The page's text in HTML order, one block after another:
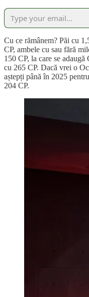
Cu ce rămânem? Păi cu
CP, ambele cu sau fără
150 CP, la care se
cu 265 CP. Dacă vrei o
aștepți până în 2025
204 CP.